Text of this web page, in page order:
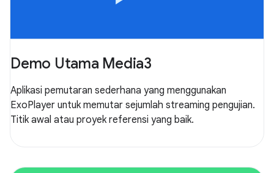
Demo Utama Media3
Aplikasi pemutaran sederhana yang menggunakan
ExoPlayer untuk memutar sejumlah streaming pengujian.
Titik awal atau proyek referensi yang baik.